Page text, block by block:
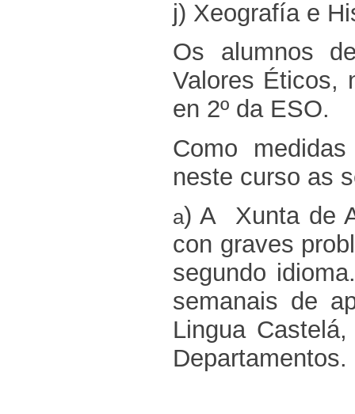
j) Xeografía e
Os alumnos
Valores Éticos,
en 2º da ESO.
Como
neste curso as
a) A Xunta de
con graves
segundo
semanais de
Lingua
Departamentos.